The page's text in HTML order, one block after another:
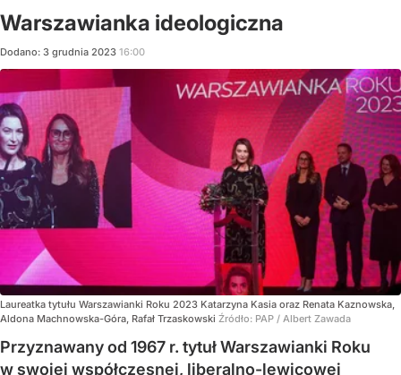
Warszawianka ideologiczna
Dodano: 3 grudnia 2023 16:00
Laureatka tytułu Warszawianki Roku 2023 Katarzyna Kasia oraz Renata Kaznowska,
Aldona Machnowska-Góra, Rafał Trzaskowski Źródło: PAP / Albert Zawada
Przyznawany od 1967 r. tytuł Warszawianki Roku
w swojej współczesnej, liberalno-lewicowej